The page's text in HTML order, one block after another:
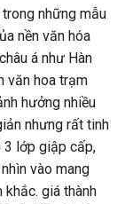
những mẫu
nền văn hóa
á như Hàn
văn hoa trạm
hưởng nhiều
nhưng rất tinh
3 lớp giập cấp,
vào mang
giá thành